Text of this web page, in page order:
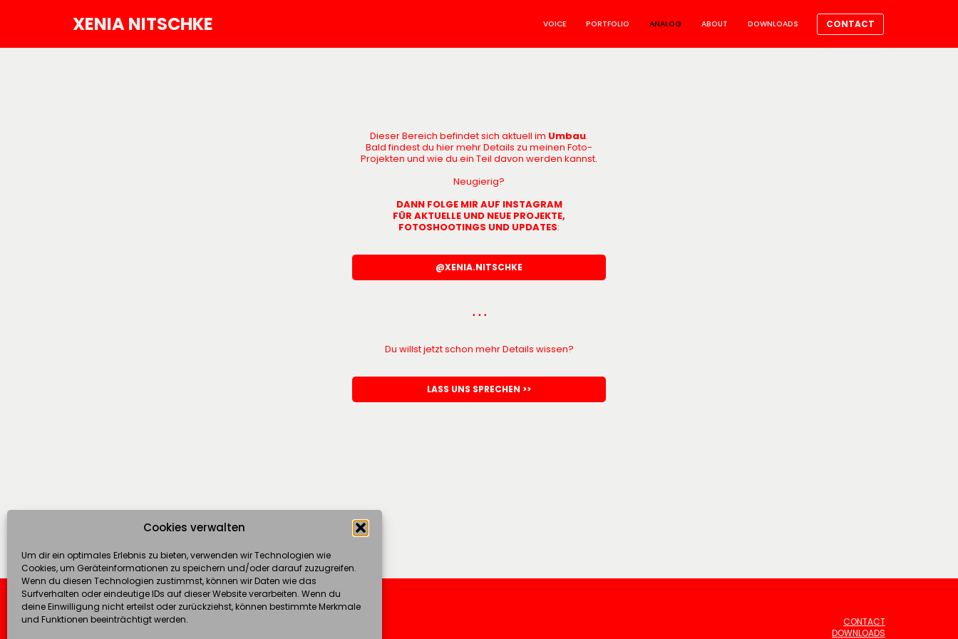
Cookies verwalten
Um dir ein optimales Erlebnis zu bieten, verwenden wir Technologien wie
Cookies, um Geräteinformationen zu speichern und/oder darauf zuzugreifen.
Wenn du diesen Technologien zustimmst, können wir Daten wie das
Surfverhalten oder eindeutige IDs auf dieser Website verarbeiten. Wenn du
deine Einwilligung nicht erteilst oder zurückziehst, können bestimmte Merkmale
und Funktionen beeinträchtigt werden.
Inhalt
XENIA NITSCHKE VOICE PORTFOLIO ANALOG ABOUT DOWNLOADS CONTACT
Dieser Bereich befindet sich aktuell im Umbau.
Bald findest du hier mehr Details zu meinen Foto-
Projekten und wie du ein Teil davon werden kannst.
Neugierig?
DANN FOLGE MIR AUF INSTAGRAM
FÜR AKTUELLE UND NEUE PROJEKTE,
FOTOSHOOTINGS UND UPDATES:
@XENIA.NITSCHKE
⋅ ⋅ ⋅
Du willst jetzt schon mehr Details wissen?
LASS UNS SPRECHEN >>
XENIA NITSCHKE
CONTACT
DOWNLOADS